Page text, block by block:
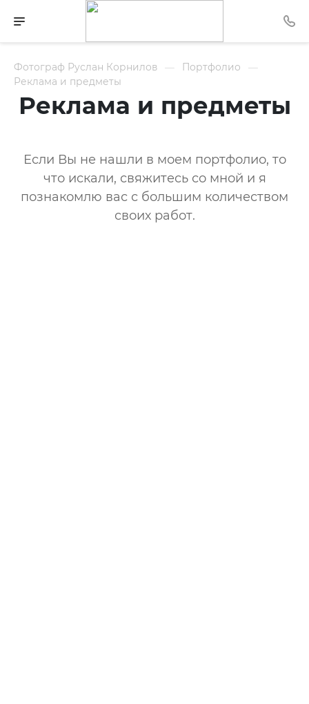
Фотограф Руслан Корнилов
Портфолио
Реклама и предметы
Реклама и предметы
Если Вы не нашли в моем портфолио, то
что искали, свяжитесь со мной и я
познакомлю вас с большим количеством
своих работ.